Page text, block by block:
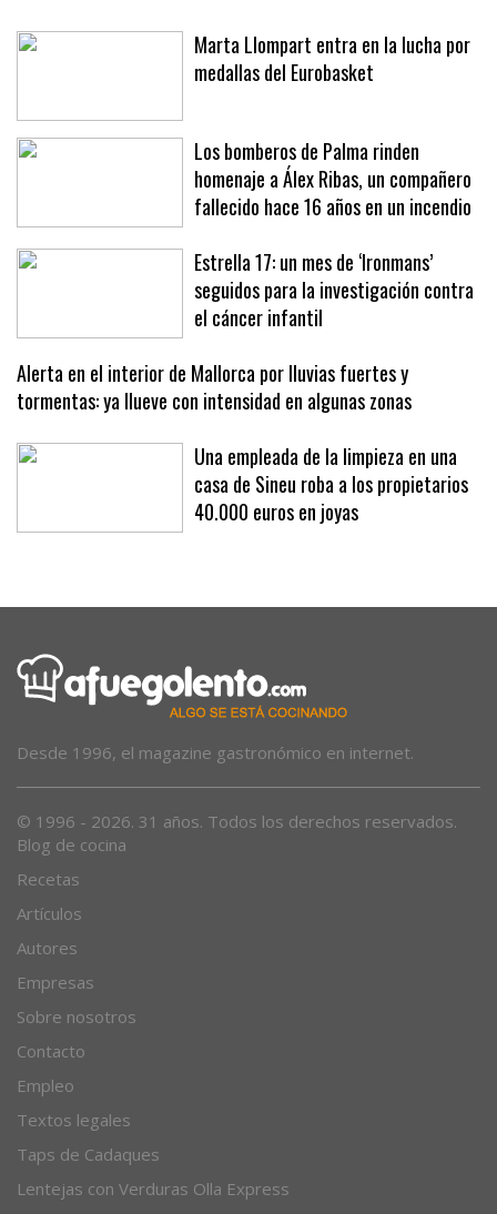
Marta Llompart entra en la lucha por
medallas del Eurobasket
Los bomberos de Palma rinden
homenaje a Álex Ribas, un compañero
fallecido hace 16 años en un incendio
Estrella 17: un mes de ‘Ironmans’
seguidos para la investigación contra
el cáncer infantil
Alerta en el interior de Mallorca por lluvias fuertes y
tormentas: ya llueve con intensidad en algunas zonas
Una empleada de la limpieza en una
casa de Sineu roba a los propietarios
40.000 euros en joyas
Desde 1996, el magazine gastronómico en internet.
© 1996 - 2026. 31 años. Todos los derechos reservados.
Blog de cocina
Recetas
Artículos
Autores
Empresas
Sobre nosotros
Contacto
Empleo
Textos legales
Taps de Cadaques
Lentejas con Verduras Olla Express